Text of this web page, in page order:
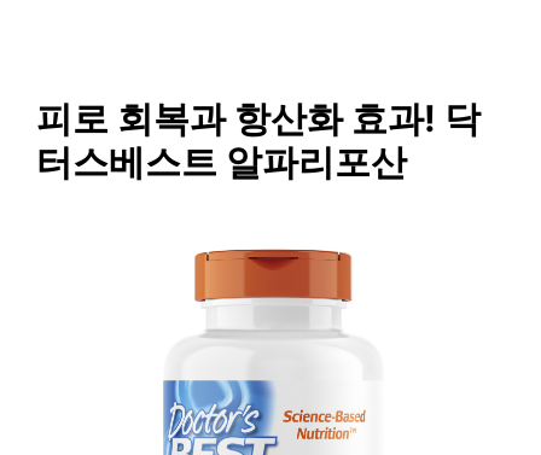
피로 회복과 항산화 효과! 닥
터스베스트 알파리포산